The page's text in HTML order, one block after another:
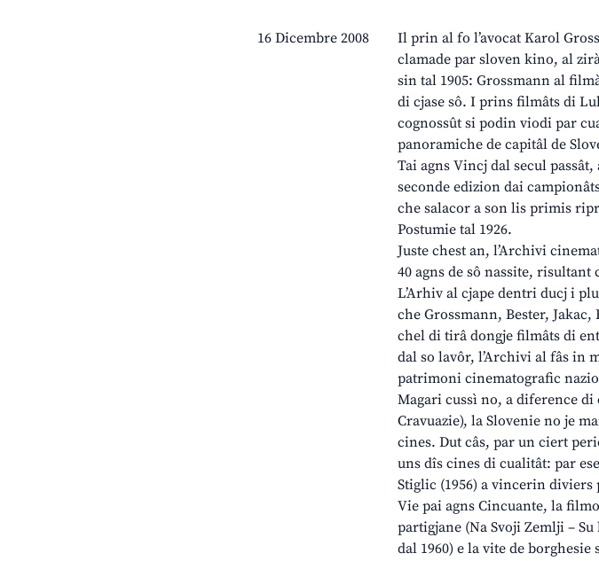
16 Dicembre 2008
Il prin al fo l’avocat Karol
clamade par sloven kino, al
sin tal 1905: Grossmann al
di cjase sô. I prins filmâts di
cognossût si podin viodi par
panoramiche de capitâl de
Tai agns Vincj dal secul
seconde edizion dai
che salacor a son lis primis
Postumie tal 1926.
Juste chest an, l’Archivi
40 agns de sô nassite,
L’Arhiv al cjape dentri ducj i
che Grossmann, Bester,
chel di tirâ dongje filmâts di
dal so lavôr, l’Archivi al fâs in
patrimoni cinematografic
Magari cussì no, a diference
Cravuazie), la Slovenie no je
cines. Dut câs, par un ciert
uns dîs cines di cualitât: par
Stiglic (1956) a vincerin
Vie pai agns Cincuante, la
partigjane (Na Svoji Zemlji –
dal 1960) e la vite de